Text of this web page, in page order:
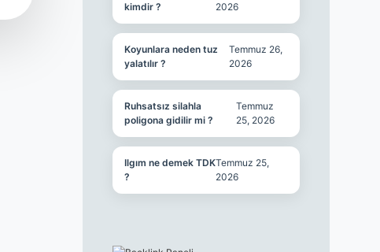
kimdir ?
2026
Koyunlara neden tuz
yalatılır ?
Temmuz 26,
2026
Ruhsatsız silahla
poligona gidilir mi ?
Temmuz
25, 2026
Ilgım ne demek TDK
?
Temmuz 25,
2026